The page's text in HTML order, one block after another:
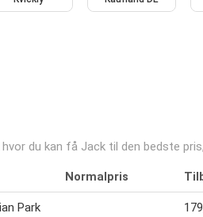
du kan få Jack til den bedste
Normalpris
Park